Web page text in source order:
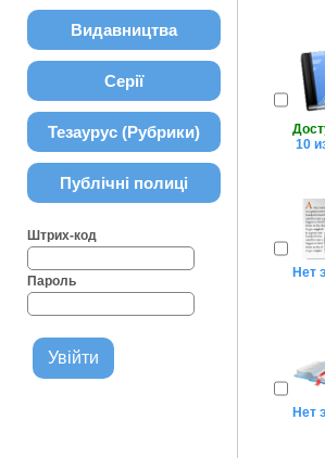
Видавництва
Серії
Тезаурус (Рубрики)
Публічні полиці
Штрих-код
Пароль
10
Нет
Нет